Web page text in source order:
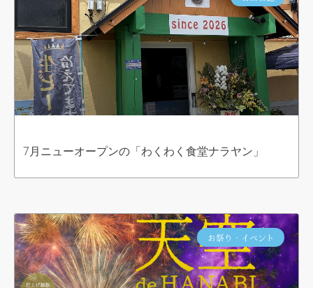
7月ニューオープンの「わくわく食堂ナラヤン」
お祭り・イベント